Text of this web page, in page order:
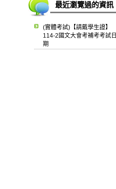
最近瀏覽過的資訊
(實體考試)【請戴學生證】
114-2國文大會考補考考試日
期